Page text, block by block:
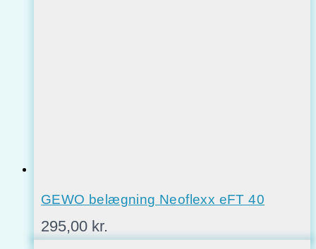
GEWO belægning Neoflexx eFT 40
295,00 kr.